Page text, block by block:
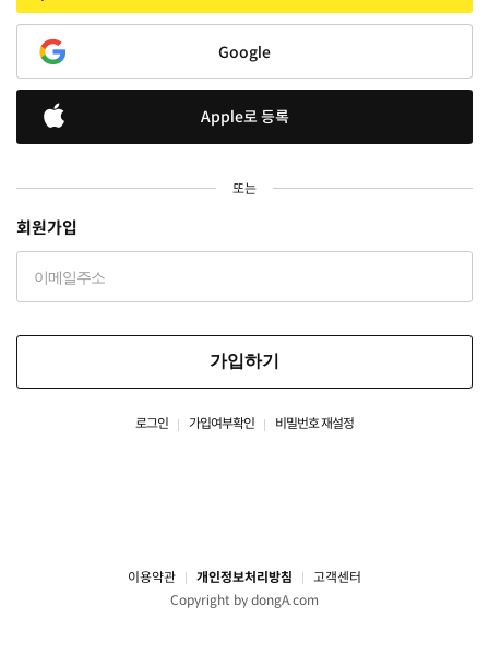
Google
Apple로 등록
또는
회원가입
가입하기
로그인 가입여부확인 비밀번호 재설정
이용약관 개인정보처리방침
고객센터
Copyright by dongA.com